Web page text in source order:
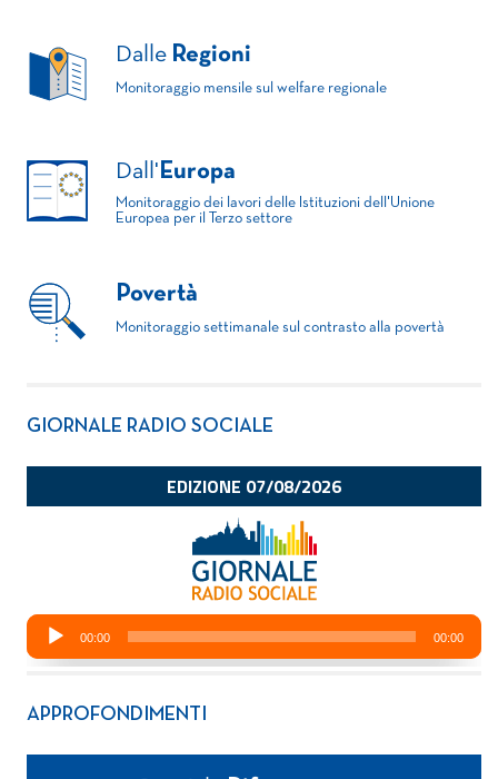
Dalle Regioni
Monitoraggio mensile sul welfare regionale
Dall' Europa
Monitoraggio dei lavori delle Istituzioni dell'Unione
Europea per il Terzo settore
Povertà
Monitoraggio settimanale sul contrasto alla povertà
GIORNALE RADIO SOCIALE
APPROFONDIMENTI